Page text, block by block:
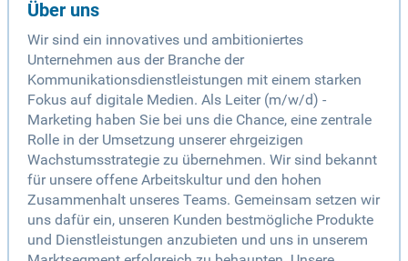
Über uns
Wir sind ein innovatives und ambitioniertes
Unternehmen aus der Branche der
Kommunikationsdienstleistungen mit einem starken
Fokus auf digitale Medien. Als Leiter (m/w/d) -
Marketing haben Sie bei uns die Chance, eine zentrale
Rolle in der Umsetzung unserer ehrgeizigen
Wachstumsstrategie zu übernehmen. Wir sind bekannt
für unsere offene Arbeitskultur und den hohen
Zusammenhalt unseres Teams. Gemeinsam setzen wir
uns dafür ein, unseren Kunden bestmögliche Produkte
und Dienstleistungen anzubieten und uns in unserem